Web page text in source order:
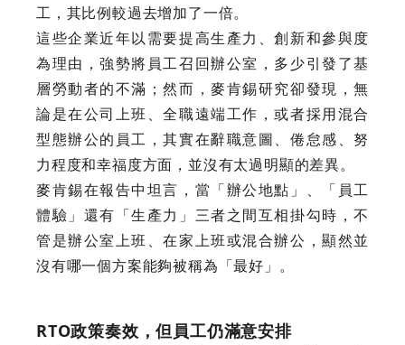
工，其比例較過去增加了一倍。
這些企業近年以需要提高生產力、創新和參與度
為理由，強勢將員工召回辦公室，多少引發了基
層勞動者的不滿；然而，麥肯錫研究卻發現，無
論是在公司上班、全職遠端工作，或者採用混合
型態辦公的員工，其實在辭職意圖、倦怠感、努
力程度和幸福度方面，並沒有太過明顯的差異。
麥肯錫在報告中坦言，當「辦公地點」、「員工
體驗」還有「生產力」三者之間互相掛勾時，不
管是辦公室上班、在家上班或混合辦公，顯然並
沒有哪一個方案能夠被稱為「最好」。
RTO政策奏效，但員工仍滿意安排